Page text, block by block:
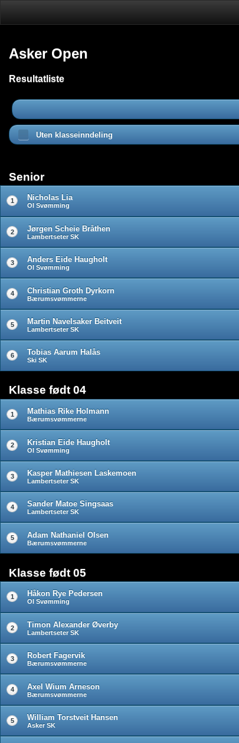
Asker Open
Resultatliste
Uten klasseinndeling
Senior
1 Nicholas Lia
OI Svømming
2 Jørgen Scheie Bråthen
Lambertseter SK
3 Anders Eide Haugholt
OI Svømming
4 Christian Groth Dyrkorn
Bærumsvømmerne
5 Martin Navelsaker Beitveit
Lambertseter SK
6 Tobias Aarum Halås
Ski SK
Klasse født 04
1 Mathias Rike Holmann
Bærumsvømmerne
2 Kristian Eide Haugholt
OI Svømming
3 Kasper Mathiesen Laskemoen
Lambertseter SK
4 Sander Matoe Singsaas
Lambertseter SK
5 Adam Nathaniel Olsen
Bærumsvømmerne
Klasse født 05
1 Håkon Rye Pedersen
OI Svømming
2 Timon Alexander Øverby
Lambertseter SK
3 Robert Fagervik
Bærumsvømmerne
4 Axel Wium Arneson
Bærumsvømmerne
5 William Torstveit Hansen
Asker SK